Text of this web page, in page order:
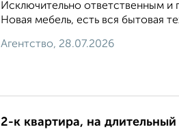
Исключительно ответственным и
Новая мебель, есть вся бытовая
Агентство, 28.07.2026
2-к квартира, на